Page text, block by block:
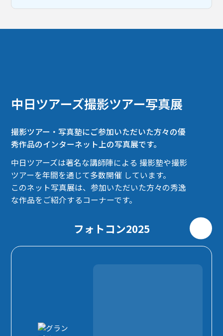
中日ツアーズ撮影ツアー写真展
撮影ツアー・写真塾にご参加いただいた方々の優
秀作品のインターネット上の写真展です。
中日ツアーズは著名な講師陣による 撮影塾や撮影
ツアーを年間を通じて多数開催 しています。
このネット写真展は、参加いただいた方々の秀逸
な作品をご紹介するコーナーです。
フォトコン2025